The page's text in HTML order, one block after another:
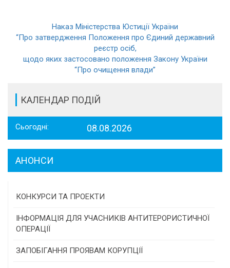
Наказ Міністерства Юстиції України
“Про затвердження Положення про Єдиний державний
реєстр осіб,
щодо яких застосовано положення Закону України
“Про очищення влади”
КАЛЕНДАР ПОДІЙ
Сьогодні: 08.08.2026
АНОНСИ
КОНКУРСИ ТА ПРОЕКТИ
Конкурс проектів та програм місцевого
самоврядування
Конкурс інститутів громадянського суспільства
ІНФОРМАЦІЯ ДЛЯ УЧАСНИКІВ АНТИТЕРОРИСТИЧНОЇ
ОПЕРАЦІЇ
ЗАПОБІГАННЯ ПРОЯВАМ КОРУПЦІЇ